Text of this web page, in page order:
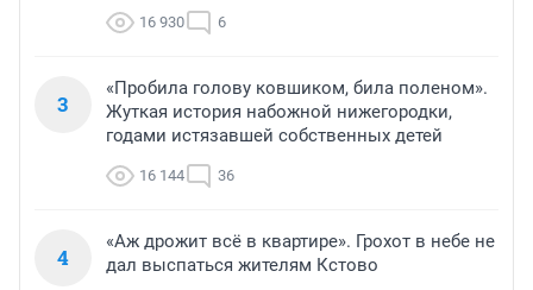
16 930 6
3
«Пробила голову ковшиком, била поленом».
Жуткая история набожной нижегородки,
годами истязавшей собственных детей
16 144 36
4
«Аж дрожит всё в квартире». Грохот в небе не
дал выспаться жителям Кстово